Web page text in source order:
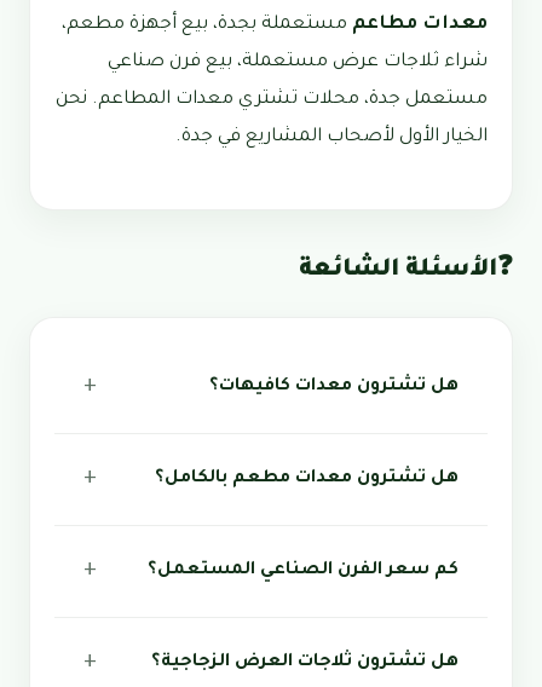
معدات مطاعم مستعملة بجدة، بيع أجهزة مطعم،
شراء ثلاجات عرض مستعملة، بيع فرن صناعي
مستعمل جدة، محلات تشتري معدات المطاعم. نحن
الخيار الأول لأصحاب المشاريع في جدة.
❓الأسئلة الشائعة
هل تشترون معدات كافيهات؟
هل تشترون معدات مطعم بالكامل؟
كم سعر الفرن الصناعي المستعمل؟
هل تشترون ثلاجات العرض الزجاجية؟